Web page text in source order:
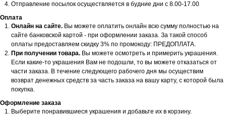
Отправление посылок осуществляется в будние дни с 8.00-17.00
Оплата
Онлайн на сайте. Вы можете оплатить онлайн всю сумму полностью на
сайте банковской картой - при оформлении заказа. За такой способ
оплаты предоставляем скидку 3% по промокоду: ПРЕДОПЛАТА.
При получении товара. Вы можете осмотреть и примерить украшения.
Если какие-то украшения Вам не подошли, то вы можете отказаться от
части заказа. В течение следующего рабочего дня мы осуществим
возврат денежных средств за часть заказа на вашу карту, с которой была
покупка.
Оформление заказа
Выберите понравившиеся украшения и добавьте их в корзину.